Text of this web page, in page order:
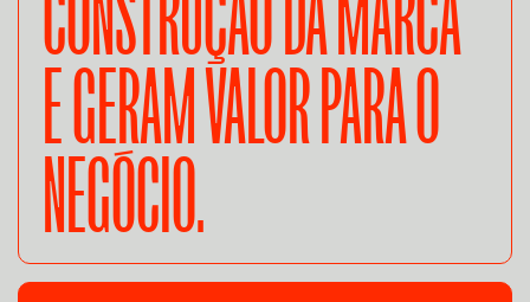
E GERAM VALOR PARA O
NEGÓCIO.